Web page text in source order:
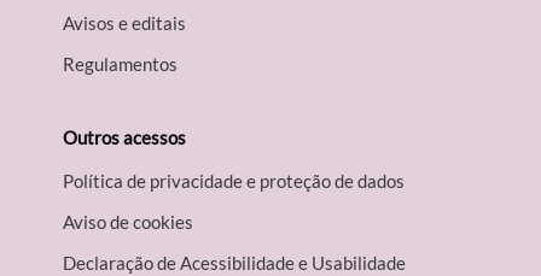
Avisos e editais
Regulamentos
Outros acessos
Política de privacidade e proteção de dados
Aviso de cookies
Declaração de Acessibilidade e Usabilidade